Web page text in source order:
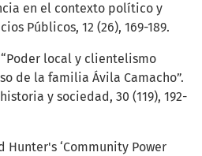
en el contexto político y
Públicos, 12 (26), 169-189.
“Poder local y clientelismo
de la familia Ávila Camacho”.
y sociedad, 30 (119), 192-
Hunter's ‘Community Power